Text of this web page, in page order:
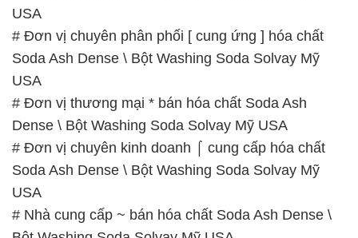
USA
# Đơn vị chuyên phân phối [ cung ứng ] hóa chất
Soda Ash Dense \ Bột Washing Soda Solvay Mỹ
USA
# Đơn vị thương mại * bán hóa chất Soda Ash
Dense \ Bột Washing Soda Solvay Mỹ USA
# Đơn vị chuyên kinh doanh ⌠ cung cấp hóa chất
Soda Ash Dense \ Bột Washing Soda Solvay Mỹ
USA
# Nhà cung cấp ~ bán hóa chất Soda Ash Dense \